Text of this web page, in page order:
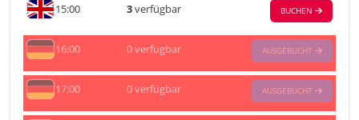
15:00 3verfügbar BUCHEN
16:00 0verfügbar AUSGEBUCHT
17:00 0verfügbar AUSGEBUCHT